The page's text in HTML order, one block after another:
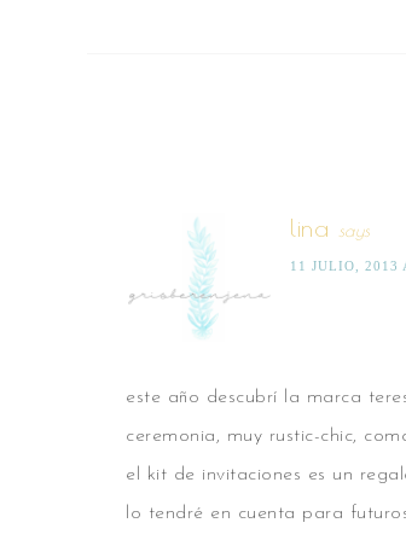
lina says
11 JULIO, 2013
este año descubrí la marca
ceremonia, muy rustic-chic,
el kit de invitaciones es un
lo tendré en cuenta para